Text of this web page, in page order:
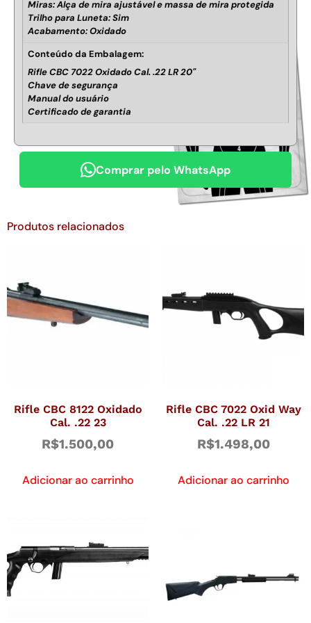
Miras: Alça de mira ajustável e massa de mira protegida
Trilho para Luneta: Sim
Acabamento: Oxidado
Conteúdo da Embalagem:
Rifle CBC 7022 Oxidado Cal. .22 LR 20"
Chave de segurança
Manual do usuário
Certificado de garantia
Comprar pelo WhatsApp
Produtos relacionados
Rifle CBC 8122 Oxidado
Cal. .22 23
R$1.500,00
Adicionar ao carrinho
Rifle CBC 7022 Oxid Way
Cal. .22 LR 21
R$1.498,00
Adicionar ao carrinho